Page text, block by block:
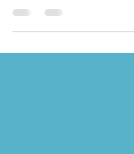
In YouAgile riteniamo che
l’approccio alla lettura dei